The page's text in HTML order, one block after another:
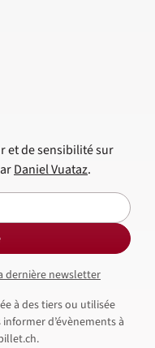
et de sensibilité sur
Daniel Vuataz.
dernière newsletter
à des tiers ou utilisée
d’évènements à